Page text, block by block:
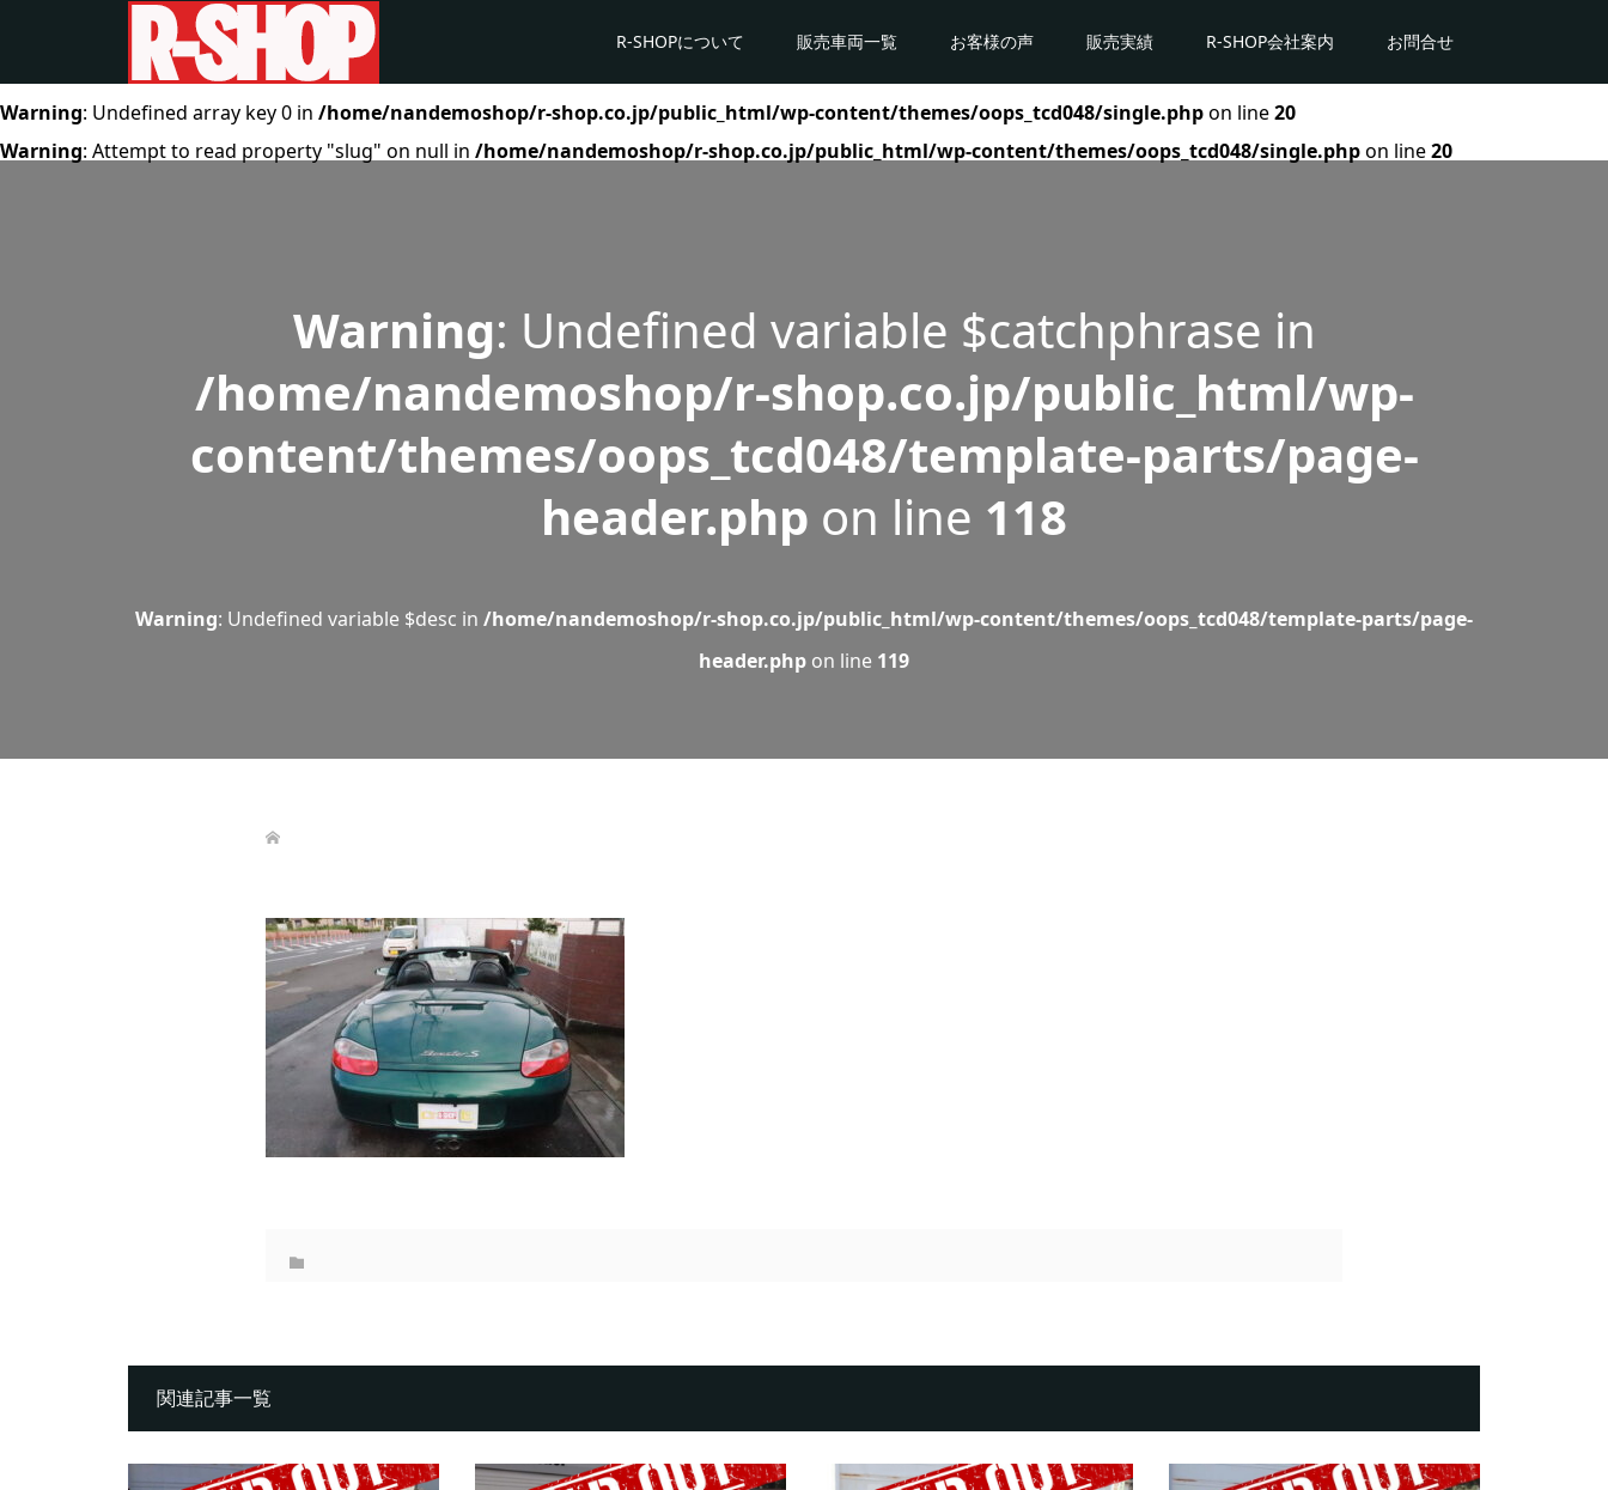
R-SHOPについて 販売車両一覧 お客様の声 販売実績 R-SHOP会社案内 お問合せ
Warning: Undefined array key 0 in /home/nandemoshop/r-shop.co.jp/public_html/wp-content/themes/oops_tcd048/single.phpon line20
Warning: Attempt to read property "slug" on null in /home/nandemoshop/r-shop.co.jp/public_html/wp-content/themes/oops_tcd048/single.phpon line20
Warning: Undefined variable $catchphrase in
/home/nandemoshop/r-shop.co.jp/public_html/wp-
content/themes/oops_tcd048/template-parts/page-
header.php on line 118
Warning: Undefined variable $desc in /home/nandemoshop/r-shop.co.jp/public_html/wp-content/themes/oops_tcd048/template-parts/page-
header.php on line 119
関連記事一覧